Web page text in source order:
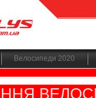
Велосипеди 2020